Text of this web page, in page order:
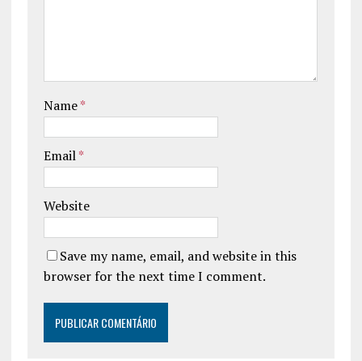
Name*
Email*
Website
Save my name, email, and website in this
browser for the next time I comment.